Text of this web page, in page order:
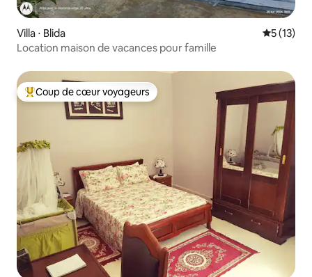
Villa ⋅ Blida
5 (13)
Location maison de vacances pour famille
Coups de cœur voyageurs les plus appréciés
Coup de cœur voyageurs